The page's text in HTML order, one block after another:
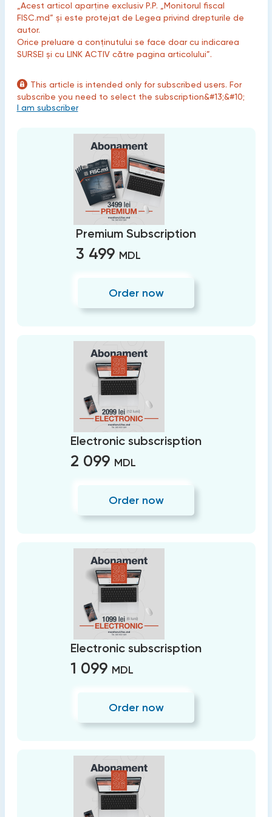
„Acest articol aparține exclusiv P.P. „Monitorul fiscal
FISC.md” și este protejat de Legea privind drepturile de
autor.
Orice preluare a conținutului se face doar cu indicarea
SURSEI și cu LINK ACTIV către pagina articolului”.
This article is intended only for subscribed users. For
subscribe you need to select the subscription&#13;&#10;
I am subscriber
Premium Subscription
3 499 MDL
Order now
Electronic subscrisption
2 099 MDL
Order now
Electronic subscrisption
1 099 MDL
Order now